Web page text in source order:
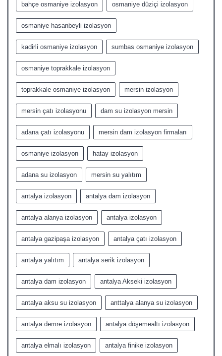
bahçe osmaniye izolasyon osmaniye düziçi izolasyon
osmaniye hasanbeyli izolasyon
kadirli osmaniye izolasyon sumbas osmaniye izolasyon
osmaniye toprakkale izolasyon
toprakkale osmaniye izolasyon mersin izolasyon
mersin çatı izolasyonu dam su izolasyon mersin
adana çatı izolasyonu mersin dam izolasyon firmaları
osmaniye izolasyon hatay izolasyon
adana su izolasyon mersin su yalıtım
antalya izolasyon antalya dam izolasyon
antalya alanya izolasyon antalya izolasyon
antalya gazipaşa izolasyon antalya çatı izolasyon
antalya yalıtım antalya serik izolasyon
antalya dam izolasyon antalya Akseki izolasyon
antalya aksu su izolasyon anttalya alanya su izolasyon
antalya demre izolasyon antalya döşemealtı izolasyon
antalya elmalı izolasyon antalya finike izolasyon